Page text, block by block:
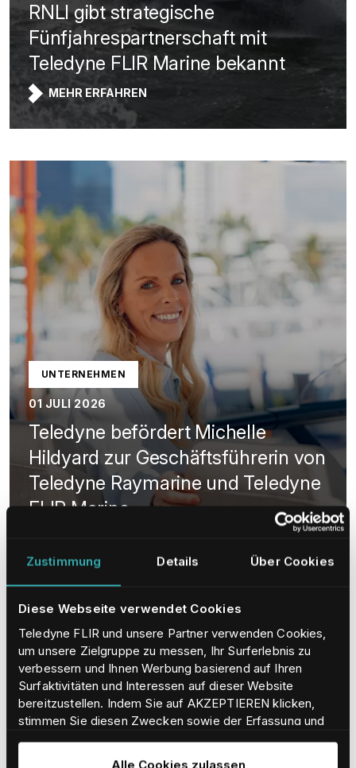
Zustimmung Details Über Cookies
Diese Webseite verwendet Cookies
Teledyne FLIR und unsere Partner verwenden Cookies,
um unsere Zielgruppe zu messen, Ihr Surferlebnis zu
verbessern und Ihnen Werbung basierend auf Ihren
Surfaktivitäten und Interessen auf dieser Website
bereitzustellen. Indem Sie auf AKZEPTIEREN klicken,
stimmen Sie diesen Zwecken sowie der Erfassung und
Alle Cookies zulassen
RNLI gibt strategische
Fünfjahrespartnerschaft mit
Teledyne FLIR Marine bekannt
MEHR ERFAHREN
UNTERNEHMEN
01 JULI 2026
Teledyne befördert Michelle
Hildyard zur Geschäftsführerin von
Teledyne Raymarine und Teledyne
FLIR Marine